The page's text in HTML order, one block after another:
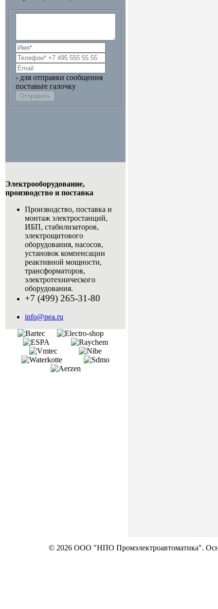
- для отправки сообщения
поставьте галочку
Отправить
Электрооборудование,
производство и поставка
Производство, поставка и
монтаж электростанций,
ИБП, стабилизаторов,
электрощитового
оборудования, насосов,
установок компенсации
реактивной мощности,
трансформаторов,
электротехнического
оборудования.
+7 (499) 265-31-80
info@pea.ru
© 2026 ООО "НПО Промэлектроавтоматика".